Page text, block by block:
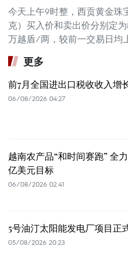
今天上午9时整，西贡黄金珠
克）买入价和卖出价分别定
万越盾/两，较前一交易日均
更多
前7月全国进出口税收收入增
06/08/2026 04:27
越南农产品“和时间赛跑” 全
亿美元目标
06/08/2026 02:41
5号油汀太阳能发电厂项目正
05/08/2026 20:23